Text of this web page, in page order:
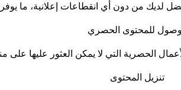
للمحتوى الحصري
تنزيل المحتوى